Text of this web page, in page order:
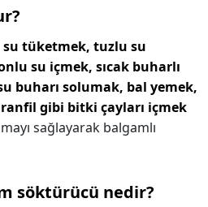
su tüketmek, tuzlu su
su içmek, sıcak buharlı
buharı solumak, bal yemek,
gibi bitki çayları içmek
sağlayarak balgamlı
söktürücü nedir?